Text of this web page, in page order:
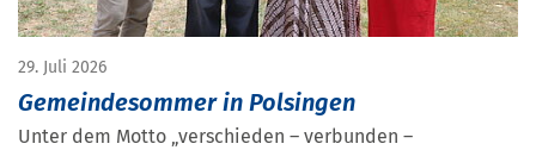
29. Juli 2026
Gemeindesommer in Polsingen
Unter dem Motto „verschieden – verbunden –